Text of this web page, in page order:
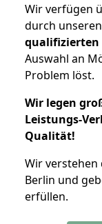
Wir verfügen
durch
qualifizierten
Auswahl an
Problem löst.
Wir legen
Leistungs-
Qualität!
Wir verstehen
Berlin und
erfüllen.